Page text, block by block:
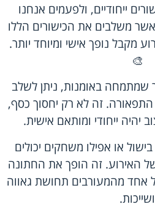
ייחודיים, ולפעמים אנחנו
משלבים את הכישורים הללו
מקבל נופך אישי ומיוחד יותר.
🎨
באומנות, ניתן לשלב
התפאורה. זה לא רק יחסוך כסף,
יהיה ייחודי ומותאם אישית.
או אפילו משחקים יכולים
האירוע. זה הופך את החתונה
אחד מהמעורבים תחושת גאווה
ושייכות.